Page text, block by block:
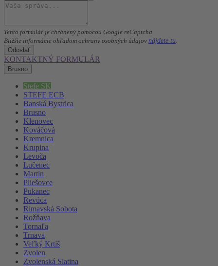
Tento formulár je chránený pomocou Google reCaptcha
Bližšie informácie ohľadom ochrany osobných údajov nájdete tu
Odoslať
KONTAKTNÝ FORMULÁR
Brusno
Stefe SK
STEFE ECB
Banská Bystrica
Brusno
Klenovec
Kováčová
Kremnica
Krupina
Levoča
Lučenec
Martin
Pliešovce
Pukanec
Revúca
Rimavská Sobota
Rožňava
Tornaľa
Trnava
Veľký Krtíš
Zvolen
Zvolenská Slatina